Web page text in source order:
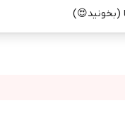
(بخونید😍)